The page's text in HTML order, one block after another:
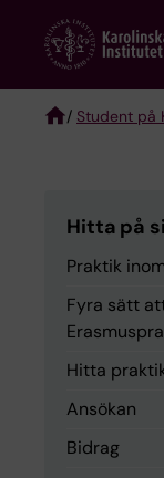
content
/ Student på
Hitta på
Praktik
Fyra sätt
Hitta
Ansökan
Bidrag